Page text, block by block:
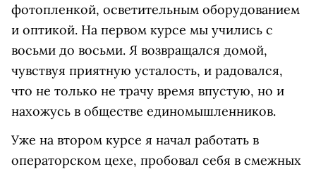
фотопленкой, осветительным оборудованием
и оптикой. На первом курсе мы учились с
восьми до восьми. Я возвращался домой,
чувствуя приятную усталость, и радовался,
что не только не трачу время впустую, но и
нахожусь в обществе единомышленников.
Уже на втором курсе я начал работать в
операторском цехе, пробовал себя в смежных